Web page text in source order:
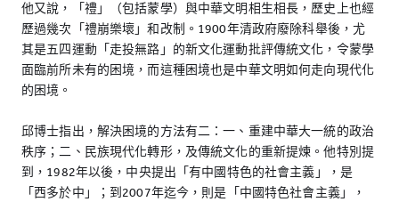
他又說，「禮」（包括蒙學）與中華文明相生相長，歷史上也經
歷過幾次「禮崩樂壞」和改制。1900年清政府廢除科舉後，尤
其是五四運動「走投無路」的新文化運動批評傳統文化，令蒙學
面臨前所未有的困境，而這種困境也是中華文明如何走向現代化
的困境。
邱博士指出，解決困境的方法有二：一、重建中華大一統的政治
秩序；二、民族現代化轉形，及傳統文化的重新提煉。他特別提
到，1982年以後，中央提出「有中國特色的社會主義」，是
「西多於中」；到2007年迄今，則是「中國特色社會主義」，